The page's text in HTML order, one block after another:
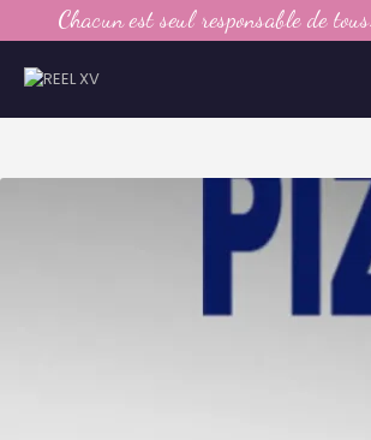
Chacun est seul responsable de
LE CLUB
LA VIE DU CLUB
MEDIAS